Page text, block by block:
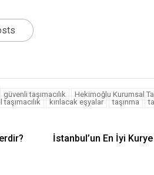
güvenli taşımacılık Hekimoğlu Kurumsal
kırılacak eşyalar taşınma
İstanbul’un En İyi